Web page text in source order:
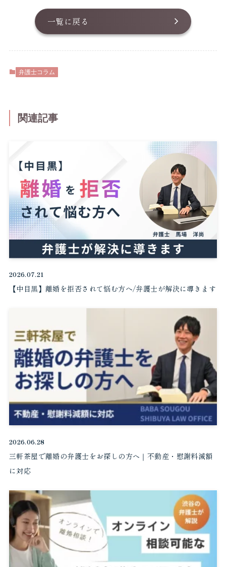
一覧に戻る
弁護士コラム
関連記事
【中目黒】離婚を拒否されて悩む方へ/弁護士が解決に導きます
2026.07.21
三軒茶屋で離婚の弁護士をお探しの方へ｜不動産・慰謝料減額
に対応
2026.06.28